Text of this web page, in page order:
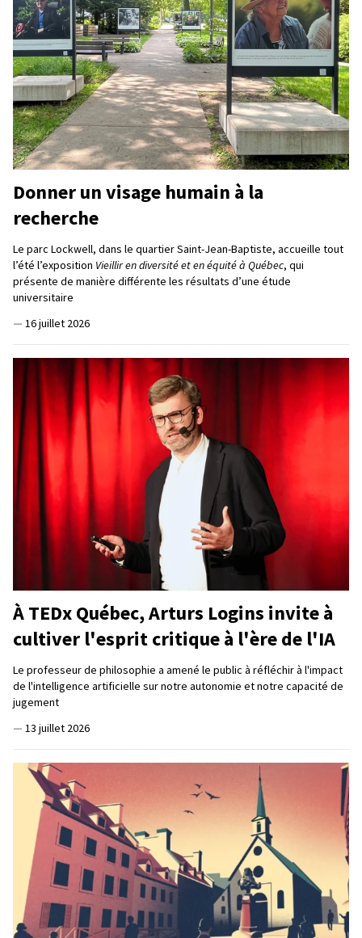
Donner un visage humain à la
recherche
Le parc Lockwell, dans le quartier Saint-Jean-Baptiste, accueille tout
l’été l’exposition Vieillir en diversité et en équité à Québec, qui
présente de manière différente les résultats d’une étude
universitaire
— 16 juillet 2026
À TEDx Québec, Arturs Logins invite à
cultiver l'esprit critique à l'ère de l'IA
Le professeur de philosophie a amené le public à réfléchir à l'impact
de l'intelligence artificielle sur notre autonomie et notre capacité de
jugement
— 13 juillet 2026